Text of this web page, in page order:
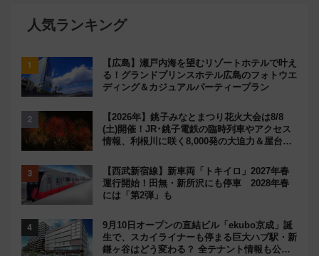
人気ランキング
【広島】瀬戸内海を望むリゾートホテルで叶え
る！グランドプリンスホテル広島のフォトウエ
ディング＆カジュアルパーティープラン
【2026年】銚子みなとまつり花火大会は8/8
(土)開催！JR･銚子電鉄の臨時列車やアクセス
情報、利根川に咲く8,000発の大迫力＆屋台を
【西武新宿線】新車両「トキイロ」2027年春
運行開始！田無・新所沢にも停車 2028年春
には「第2弾」も
9月10日オープンの直結ビル「ekubo京成」誕
生で、スカイライナーも停まる巨大ハブ駅・新
鎌ヶ谷はどう変わる？ 全テナント情報も公